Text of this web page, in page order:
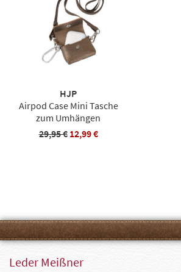
HJP
Airpod Case Mini Tasche
zum Umhängen
29,95 € 12,99 €
Leder Meißner